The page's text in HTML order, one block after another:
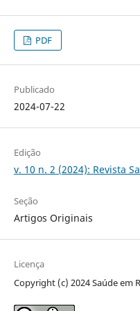
PDF
Publicado
2024-07-22
Edição
v. 10 n. 2 (2024): Revista
Seção
Artigos Originais
Licença
Copyright (c) 2024 Saúde em